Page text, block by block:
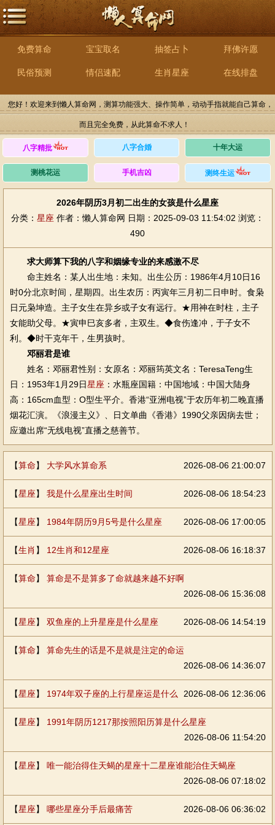
免费算命 宝宝取名 抽签占卜 拜佛许愿
民俗预测 情侣速配 生肖星座 在线排盘
您好！欢迎来到懒人算命网，测算功能强大、操作简单，动动手指就能自己算命，
而且完全免费，从此算命不求人！
八字精批 八字合婚 十年大运
测桃花运 手机吉凶 测终生运
2026年阴历3月初二出生的女孩是什么星座
分类： 星座 作者：懒人算命网 日期：2025-09-03 11:54:02 浏览：
490
求大师算下我的八字和姻缘专业的来感激不尽
命主姓名：某人出生地：未知。出生公历：1986年4月10日16
时0分北京时间，星期四。出生农历：丙寅年三月初二日申时。食枭
日元枭坤造。主子女生在异乡或子女有远行。★用神在时柱，主子
女能助父母。★寅申巳亥多者，主双生。◆食伤逢冲，于子女不
利。◆时干克年干，生男孩时。
邓丽君是谁
姓名：邓丽君性别：女原名：邓丽筠英文名：TeresaTeng生
日：1953年1月29日星座 ：水瓶座国籍：中国地域：中国大陆身
高：165cm血型：O型生平介。香港“亚洲电视”于农历年初二晚直播
烟花汇演。《浪漫主义》、日文单曲《香港》1990父亲因病去世；
应邀出席“无线电视”直播之慈善节。
【算命】 大学风水算命系 2026-08-06 21:00:07
【星座】 我是什么星座出生时间 2026-08-06 18:54:23
【星座】 1984年阴历9月5号是什么星座 2026-08-06 17:00:05
【生肖 】 12生肖和12星座 2026-08-06 16:18:37
【算命】 算命是不是算多了命就越来越不好啊
2026-08-06 15:36:08
【星座】 双鱼座的上升星座是什么星座 2026-08-06 14:54:19
【算命】 算命先生的话是不是就是注定的命运
2026-08-06 14:36:07
【星座】 1974年双子座的上行星座运是什么 2026-08-06 12:36:06
【星座】 1991年阴历1217那按照阳历算是什么星座
2026-08-06 11:54:20
【星座】 唯一能治得住天蝎的星座十二星座谁能治住天蝎座
2026-08-06 07:18:02
【星座】 哪些星座分手后最痛苦 2026-08-06 06:36:02